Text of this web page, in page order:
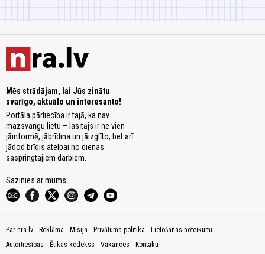
Mēs strādājam, lai Jūs zinātu
svarīgo, aktuālo un interesanto!
Portāla pārliecība ir tajā, ka nav
mazsvarīgu lietu – lasītājs ir ne vien
jāinformē, jābrīdina un jāizglīto, bet arī
jādod brīdis atelpai no dienas
saspringtajiem darbiem.
Sazinies ar mums:
Par nra.lv Reklāma Misija Privātuma politika
Lietošanas noteikumi
Autortiesības
Ētikas kodekss Vakances Kontakti